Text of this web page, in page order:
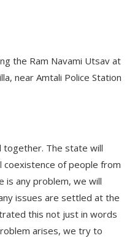
the Ram Navami Utsav at
near Amtali Police Station
together. The state will
of people from
is any problem, we will
issues are settled at the
this not just in words
arises, we try to